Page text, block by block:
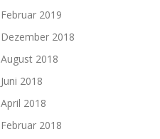
Februar 2019
Dezember 2018
August 2018
Juni 2018
April 2018
Februar 2018